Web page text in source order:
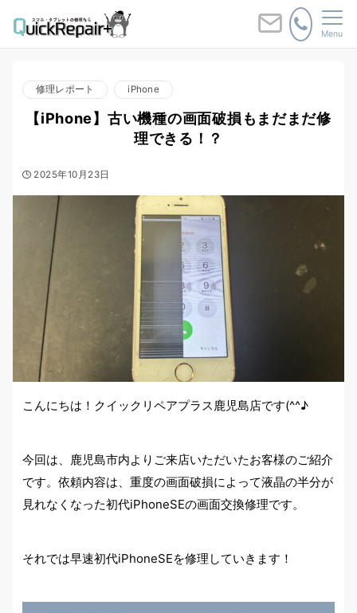
Menu
修理レポート iPhone
【iPhone】古い機種の画面破損もまだまだ修
理できる！？
2025年10月23日
こんにちは！クイックリペアプラス鹿児島店です(^^♪
今回は、鹿児島市内よりご来店いただいたお客様のご紹介
です。依頼内容は、重度の画面破損によって液晶の半分が
見れなくなった初代iPhoneSEの画面交換修理です。
それでは早速初代iPhoneSEを修理していきます！